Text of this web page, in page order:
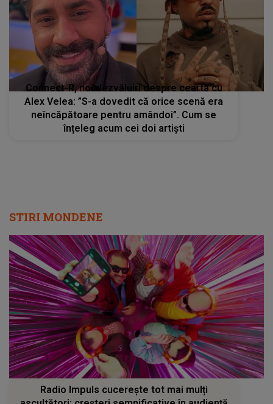
Connect-R, noi dezvăluiri despre cearta cu
Alex Velea: ”S-a dovedit că orice scenă era
neîncăpătoare pentru amândoi”. Cum se
înțeleg acum cei doi artiști
STIRI MONDENE
Radio Impuls cucerește tot mai mulți